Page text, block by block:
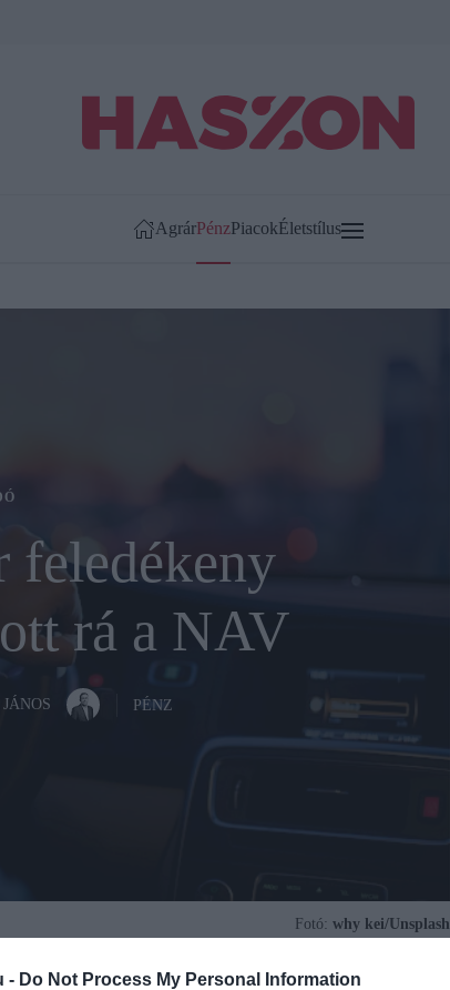
- Do Not Process My Personal Information
AgrárPénzPiacokÉletstílus
feledékeny
rá a NAV
PÉNZ
Fotó: why kei/Unsplash